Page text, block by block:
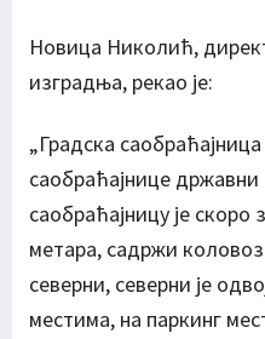
Новица Николић,
изградња, рекао је:
„Градска
саобраћајнице државни
саобраћајницу је
метара, садржи
северни, северни је
местима, на паркинг